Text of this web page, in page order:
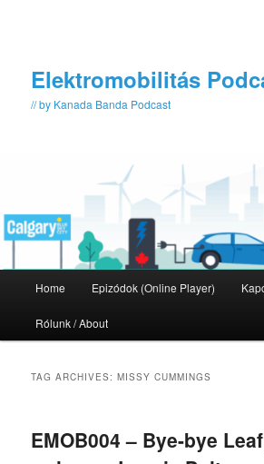
Elektromobilitás
// by Kanada Banda Podcast
Home Epizódok (Online Player)
Rólunk / About
TAG ARCHIVES:MISSY CUMMINGS
EMOB004 – Bye-bye